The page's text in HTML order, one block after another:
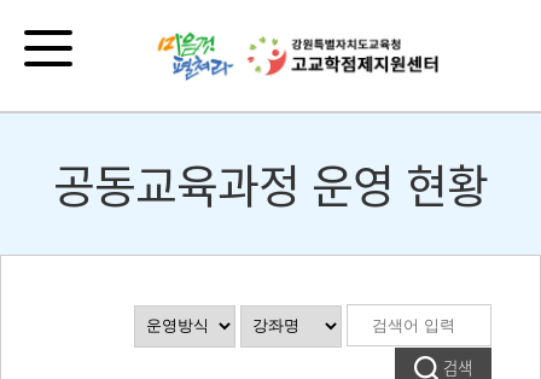
공동교육과정 운영 현황